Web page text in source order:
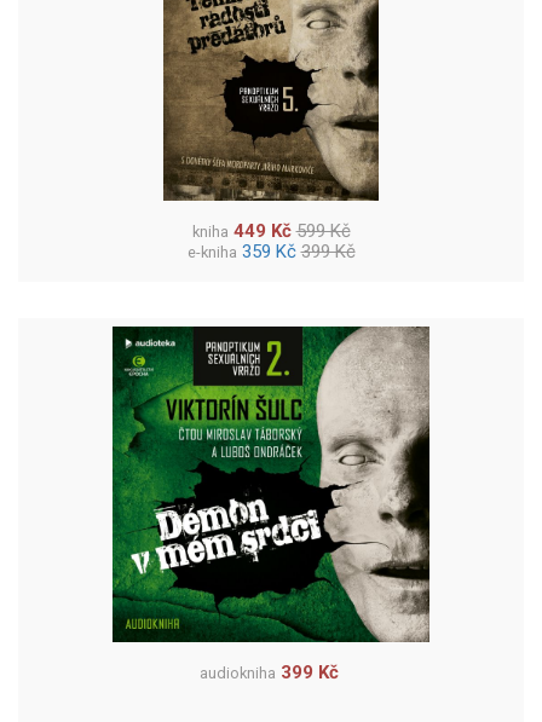
kniha 449 Kč 599 Kč
e-kniha 359 Kč 399 Kč
audiokniha 399 Kč